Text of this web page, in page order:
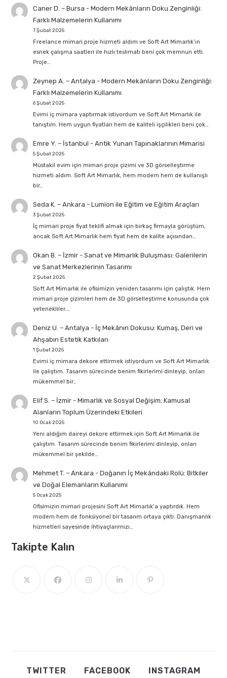
Caner D. – Bursa - Modern Mekânların Doku Zenginliği:
Farklı Malzemelerin Kullanımı
7 Şubat 2025
Freelance mimari proje hizmeti aldım ve Soft Art Mimarlık’ın
esnek çalışma saatleri ile hızlı teslimatı beni çok memnun etti.
Proje…
Zeynep A. – Antalya - Modern Mekânların Doku Zenginliği:
Farklı Malzemelerin Kullanımı
6 Şubat 2025
Evimi iç mimara yaptırmak istiyordum ve Soft Art Mimarlık ile
tanıştım. Hem uygun fiyatları hem de kaliteli işçilikleri beni çok…
Emre Y. – İstanbul - Antik Yunan Tapınaklarının Mimarisi
5 Şubat 2025
Müstakil evim için mimari proje çizimi ve 3D görselleştirme
hizmeti aldım. Soft Art Mimarlık, hem modern hem de kullanışlı
bir…
Seda K. – Ankara - Lumion ile Eğitim ve Eğitim Araçları
3 Şubat 2025
İç mimari proje fiyat teklifi almak için birkaç firmayla görüştüm,
ancak Soft Art Mimarlık hem fiyat hem de kalite açısından…
Okan B. – İzmir- Sanat ve Mimarlık Buluşması: Galerilerin
ve Sanat Merkezlerinin Tasarımı
2 Şubat 2025
Soft Art Mimarlık ile ofisimizin yeniden tasarımı için çalıştık. Hem
mimari proje çizimleri hem de 3D görselleştirme konusunda çok
yetenekliler.…
Deniz U. – Antalya - İç Mekânın Dokusu: Kumaş, Deri ve
Ahşabın Estetik Katkıları
1 Şubat 2025
Evimi iç mimara dekore ettirmek istiyordum ve Soft Art Mimarlık
ile çalıştım. Tasarım sürecinde benim fikirlerimi dinleyip, onları
mükemmel bir…
Elif S. – İzmir- Mimarlık ve Sosyal Değişim: Kamusal
Alanların Toplum Üzerindeki Etkileri
10 Ocak 2025
Yeni aldığım daireyi dekore ettirmek için Soft Art Mimarlık ile
çalıştım. Tasarım sürecinde benim fikirlerimi dinleyip, onları
mükemmel bir şekilde…
Mehmet T. – Ankara - Doğanın İç Mekândaki Rolü: Bitkiler
ve Doğal Elemanların Kullanımı
5 Ocak 2025
Ofisimizin mimari projesini Soft Art Mimarlık’a yaptırdık. Hem
modern hem de fonksiyonel bir tasarım ortaya çıktı. Danışmanlık
hizmetleri sayesinde ihtiyaçlarımızı…
Takipte Kalın
TWITTER FACEBOOK INSTAGRAM